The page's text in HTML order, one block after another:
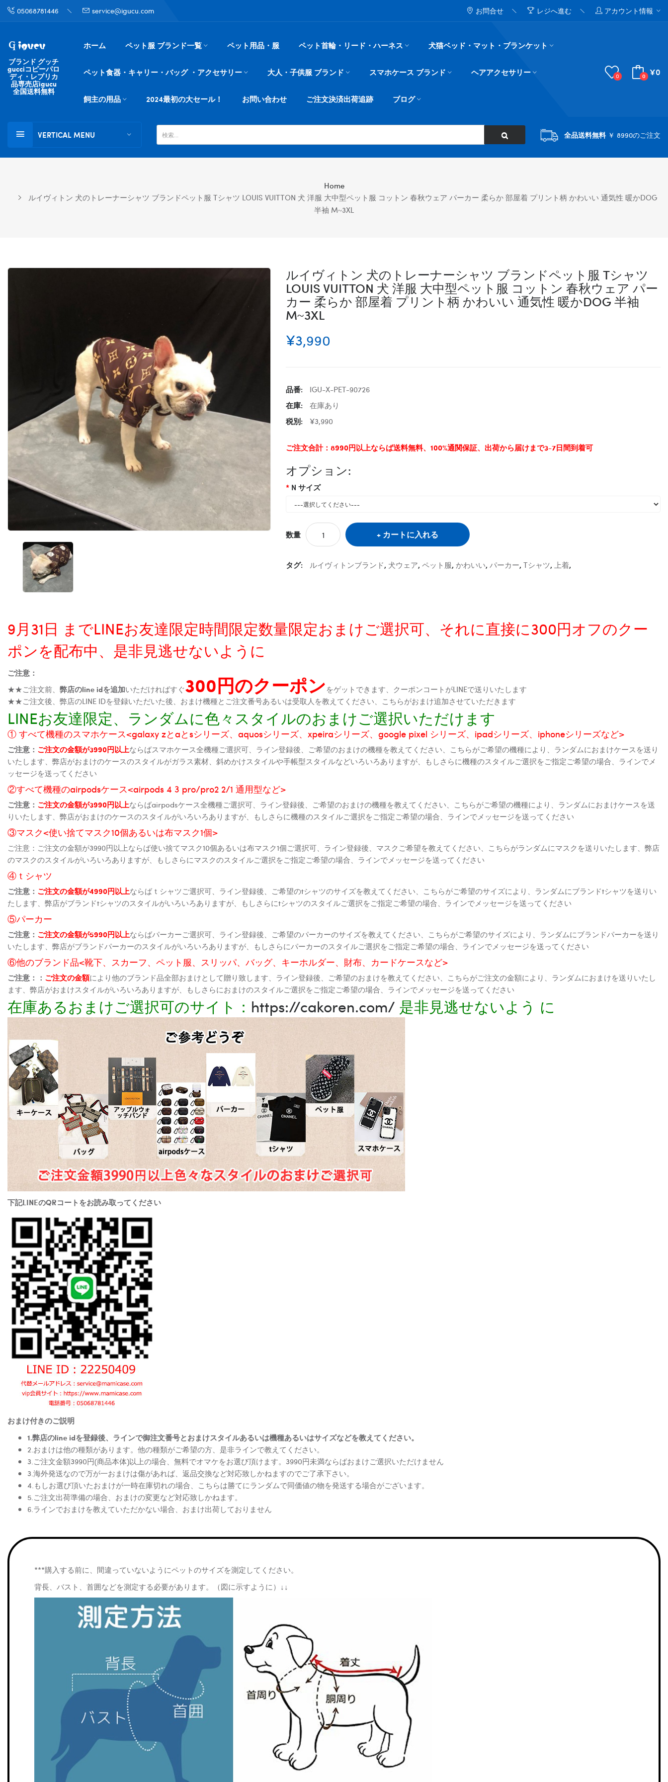
05068781446 service@igucu.com お問合せ レジへ進む アカウント情報
ブランド グッチ
gucciコピーパロ
ディ・レプリカ
品専売店igucu
全国送料無料
ホーム ペット服 ブランド一覧 ペット用品・服 ペット首輪・リード・ハーネス 犬猫ベッド・マット・ブランケット
ペット食器・キャリー・バッグ ・アクセサリー 大人・子供服 ブランド スマホケース ブランド ヘアアクセサリー
飼主の用品 2024最初の大セール！ お問い合わせ ご注文決済出荷追跡 ブログ
0 0 ¥0
VERTICAL MENU 全品送料無料￥ 8990のご注文
Home
ルイヴィトン 犬のトレーナーシャツ ブランドペット服 Tシャツ LOUIS VUITTON 犬 洋服 大中型ペット服 コットン 春秋ウェア パーカー 柔らか 部屋着 プリント柄 かわいい 通気性 暖かDOG
半袖 M~3XL
ルイヴィトン 犬のトレーナーシャツ ブランドペット服 Tシャツ
LOUIS VUITTON 犬 洋服 大中型ペット服 コットン 春秋ウェア パー
カー 柔らか 部屋着 プリント柄 かわいい 通気性 暖かDOG 半袖
M~3XL
¥3,990
品番:
IGU-X-PET-90726
在庫:
在庫あり
税別:
¥3,990
ご注文合計：8990円以上ならば送料無料、100%通関保証、出荷から届けまで3-7日間到着可
オプション:
N サイズ
数量 カートに入れる
タグ: ルイヴィトンブランド, 犬ウェア, ペット服, かわいい, パーカー, Tシャツ, 上着,
9月31日 までLINEお友達限定時間限定数量限定おまけご選択可、それに直接に300円オフのクー
ポンを配布中、是非見逃せないように
ご注意：
★★ご注文前、 弊店のline idを追加いただければすぐ300円のクーポンをゲットできます、クーポンコートがLINEで送りいたします
★★ご注文後、弊店のLINE IDを登録いただいた後、おまけ機種とご注文番号あるいは受取人を教えてください、こちらがおまけ追加させていただきます
LINEお友達限定、ランダムに色々スタイルのおまけご選択いただけます
① すべて機種のスマホケース<galaxy zとaとsシリーズ、aquosシリーズ、xpeiraシリーズ、google pixel シリーズ、ipadシリーズ、iphoneシリーズなど>
ご注意： ご注文の金額が3990円以上ならばスマホケース全機種ご選択可、ライン登録後、ご希望のおまけの機種を教えてください、こちらがご希望の機種により、ランダムにおまけケースを送り
いたします、弊店がおまけのケースのスタイルがガラス素材、斜めかけスタイルや手帳型スタイルなどいろいろありますが、もしさらに機種のスタイルご選択をご指定ご希望の場合、ラインでメ
ッセージを送ってください
②すべて機種のairpodsケース<airpods 4 3 pro/pro2 2/1 通用型など>
ご注意： ご注文の金額が3990円以上ならばairpodsケース全機種ご選択可、ライン登録後、ご希望のおまけの機種を教えてください、こちらがご希望の機種により、ランダムにおまけケースを送
りいたします、弊店がおまけのケースのスタイルがいろいろありますが、もしさらに機種のスタイルご選択をご指定ご希望の場合、ラインでメッセージを送ってください
③マスク<使い捨てマスク10個あるいは布マスク1個>
ご注意：ご注文の金額が3990円以上ならば使い捨てマスク10個あるいは布マスク1個ご選択可、ライン登録後、マスクご希望を教えてください、こちらがランダムにマスクを送りいたします、弊店
のマスクのスタイルがいろいろありますが、もしさらにマスクのスタイルご選択をご指定ご希望の場合、ラインでメッセージを送ってください
④ｔシャツ
ご注意： ご注文の金額が4990円以上ならばｔシャツご選択可、ライン登録後、ご希望のtシャツのサイズを教えてください、こちらがご希望のサイズにより、ランダムにブランドtシャツを送りい
たします、弊店がブランドtシャツのスタイルがいろいろありますが、もしさらにtシャツのスタイルご選択をご指定ご希望の場合、ラインでメッセージを送ってください
⑤パーカー
ご注意： ご注文の金額が5990円以上ならばパーカーご選択可、ライン登録後、ご希望のパーカーのサイズを教えてください、こちらがご希望のサイズにより、ランダムにブランドパーカーを送り
いたします、弊店がブランドパーカーのスタイルがいろいろありますが、もしさらにパーカーのスタイルご選択をご指定ご希望の場合、ラインでメッセージを送ってください
⑥他のブランド品<靴下、スカーフ、ペット服、スリッパ、バッグ、キーホルダー、財布、カードケースなど>
ご注意：： ご注文の金額により他のブランド品全部おまけとして贈り致します、ライン登録後、ご希望のおまけを教えてください、こちらがご注文の金額により、ランダムにおまけを送りいたし
ます、弊店がおまけスタイルがいろいろありますが、もしさらにおまけのスタイルご選択をご指定ご希望の場合、ラインでメッセージを送ってください
在庫あるおまけご選択可のサイト： https://cakoren.com/ 是非見逃せないよう に
下記LINEのQRコートをお読み取ってください
おまけ付きのご説明
1.弊店のline idを登録後、ラインで御注文番号とおまけスタイルあるいは機種あるいはサイズなどを教えてください。
2.おまけは他の種類があります。他の種類がご希望の方、是非ラインで教えてください。
3.ご注文金額3990円(商品本体)以上の場合、無料でオマケをお選び頂けます。3990円未満ならばおまけご選択いただけません
3.海外発送なので万が一おまけは傷があれば、返品交換など対応致しかねますのでご了承下さい。
4.もしお選び頂いたおまけが一時在庫切れの場合、こちらは勝てにランダムで同価値の物を発送する場合がございます。
5.ご注文出荷準備の場合、おまけの変更など対応致しかねます。
6.ラインでおまけを教えていただかない場合、おまけ出荷しておりません
***購入する前に、間違っていないようにペットのサイズを測定してください。
背長、バスト、首囲などを測定する必要があります。（図に示すように）↓↓